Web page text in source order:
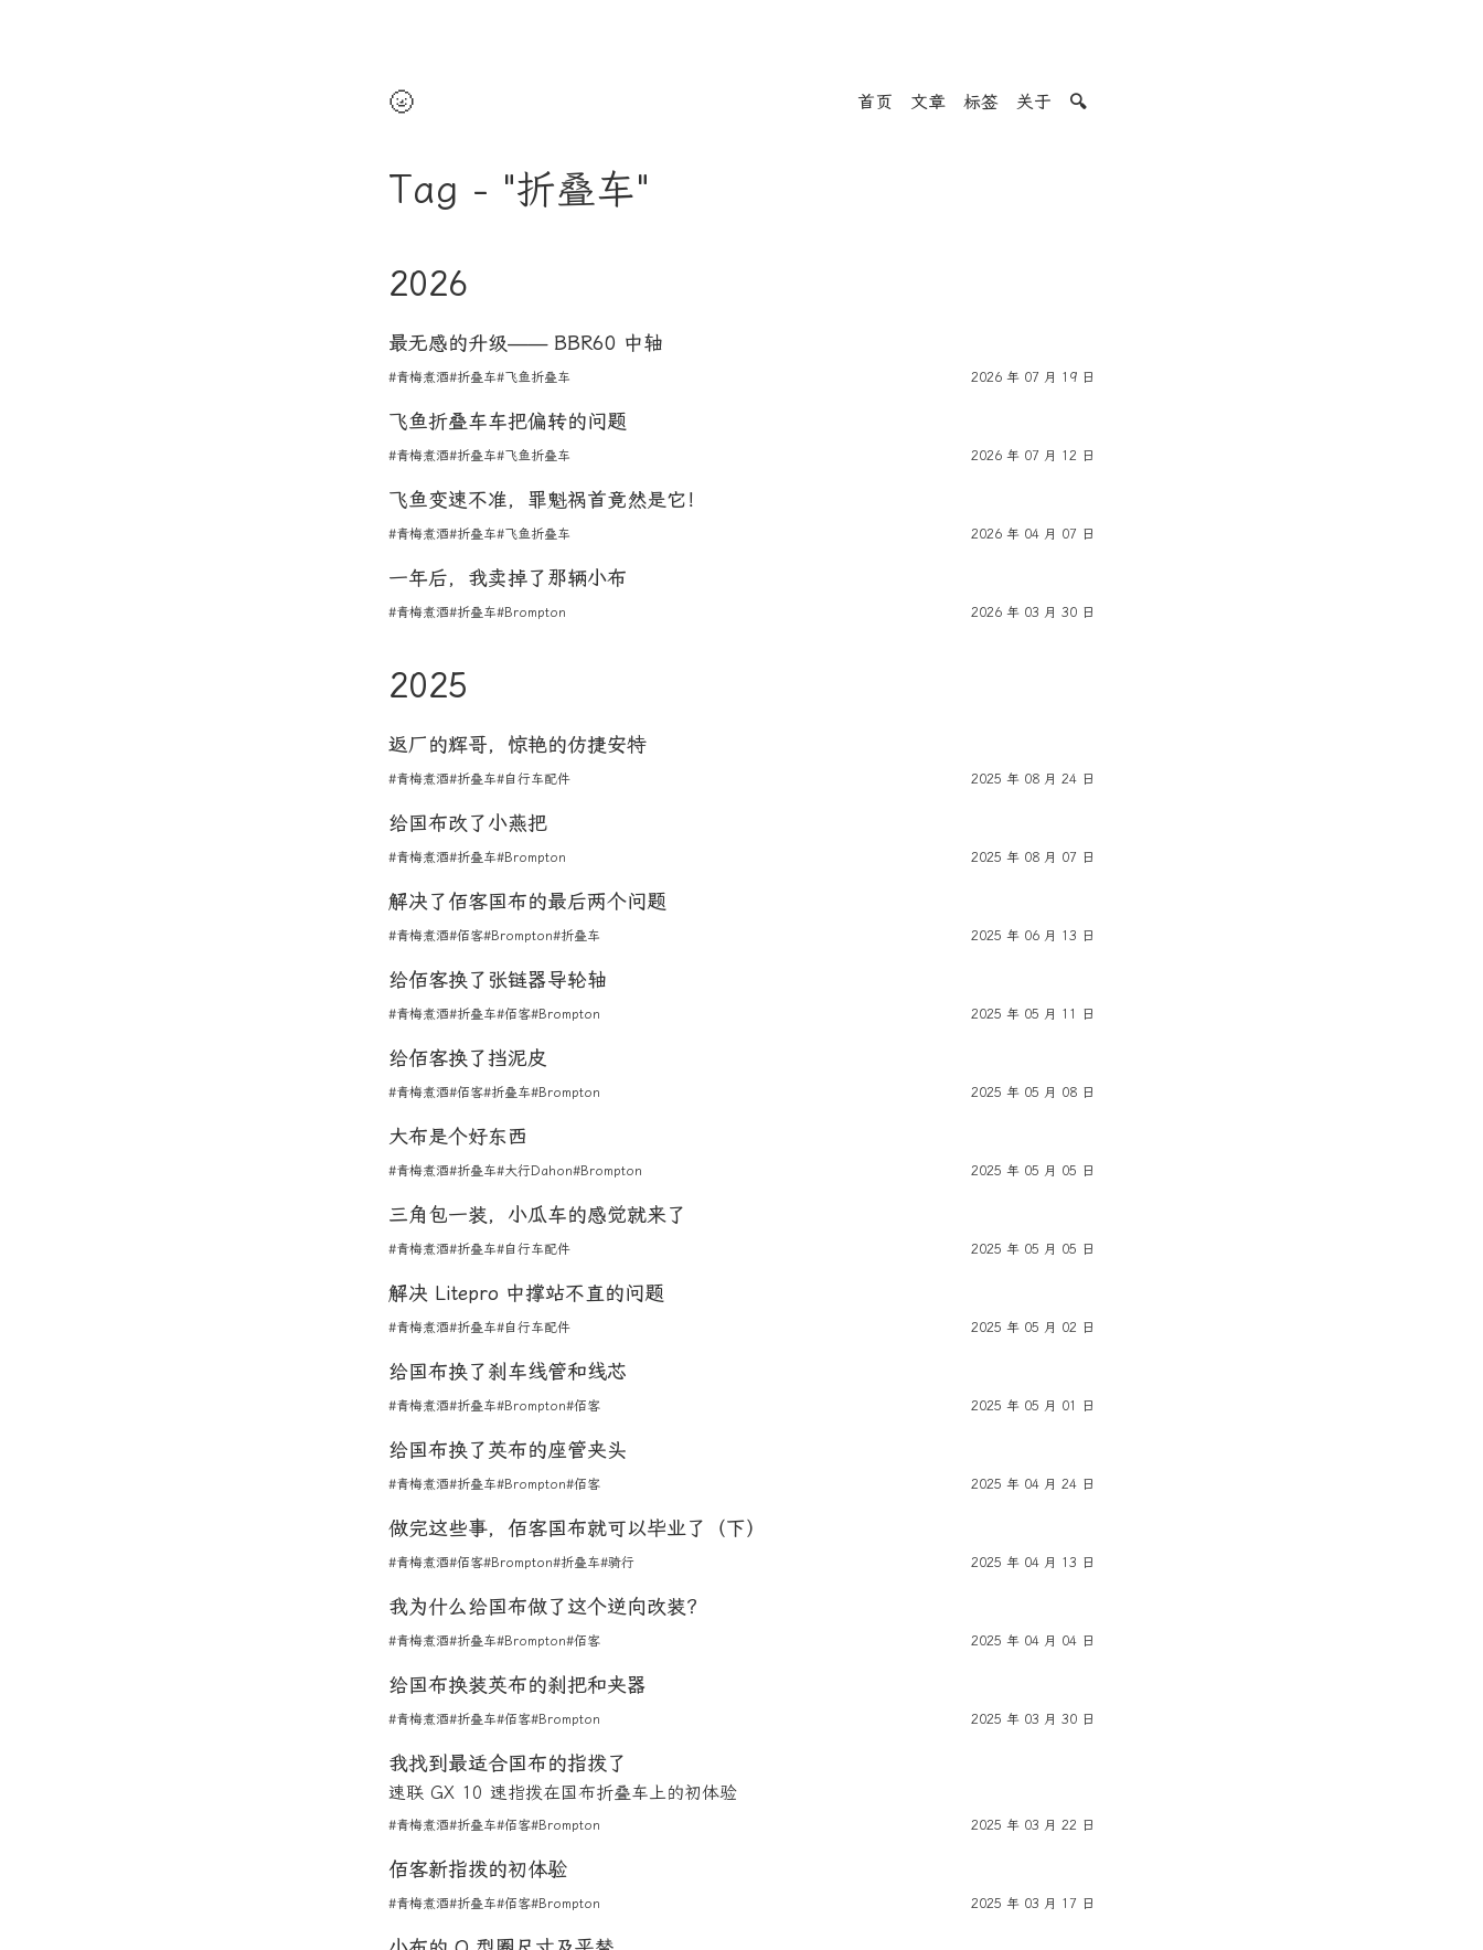
🌝 首页 文章 标签 关于 🔍
Tag - "折叠车"
2026
最无感的升级—— BBR60 中轴
#青梅煮酒#折叠车#飞鱼折叠车 2026 年 07 月 19 日
飞鱼折叠车车把偏转的问题
#青梅煮酒#折叠车#飞鱼折叠车 2026 年 07 月 12 日
飞鱼变速不准，罪魁祸首竟然是它！
#青梅煮酒#折叠车#飞鱼折叠车 2026 年 04 月 07 日
一年后，我卖掉了那辆小布
#青梅煮酒#折叠车#Brompton 2026 年 03 月 30 日
2025
返厂的辉哥，惊艳的仿捷安特
#青梅煮酒#折叠车#自行车配件 2025 年 08 月 24 日
给国布改了小燕把
#青梅煮酒#折叠车#Brompton 2025 年 08 月 07 日
解决了佰客国布的最后两个问题
#青梅煮酒#佰客#Brompton#折叠车 2025 年 06 月 13 日
给佰客换了张链器导轮轴
#青梅煮酒#折叠车#佰客#Brompton 2025 年 05 月 11 日
给佰客换了挡泥皮
#青梅煮酒#佰客#折叠车#Brompton 2025 年 05 月 08 日
大布是个好东西
#青梅煮酒#折叠车#大行Dahon#Brompton 2025 年 05 月 05 日
三角包一装，小瓜车的感觉就来了
#青梅煮酒#折叠车#自行车配件 2025 年 05 月 05 日
解决 Litepro 中撑站不直的问题
#青梅煮酒#折叠车#自行车配件 2025 年 05 月 02 日
给国布换了刹车线管和线芯
#青梅煮酒#折叠车#Brompton#佰客 2025 年 05 月 01 日
给国布换了英布的座管夹头
#青梅煮酒#折叠车#Brompton#佰客 2025 年 04 月 24 日
做完这些事，佰客国布就可以毕业了（下）
#青梅煮酒#佰客#Brompton#折叠车#骑行 2025 年 04 月 13 日
我为什么给国布做了这个逆向改装？
#青梅煮酒#折叠车#Brompton#佰客 2025 年 04 月 04 日
给国布换装英布的刹把和夹器
#青梅煮酒#折叠车#佰客#Brompton 2025 年 03 月 30 日
我找到最适合国布的指拨了
速联 GX 10 速指拨在国布折叠车上的初体验
#青梅煮酒#折叠车#佰客#Brompton 2025 年 03 月 22 日
佰客新指拨的初体验
#青梅煮酒#折叠车#佰客#Brompton 2025 年 03 月 17 日